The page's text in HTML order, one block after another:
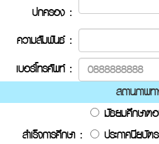
ปกครอง :
ความสัมพันธ์ :
เบอร์โทรศัพท์ :
สถานภาพท
สำเร็จการศึกษา :
มัธยมศึกษาต
ประกาศนียบัต